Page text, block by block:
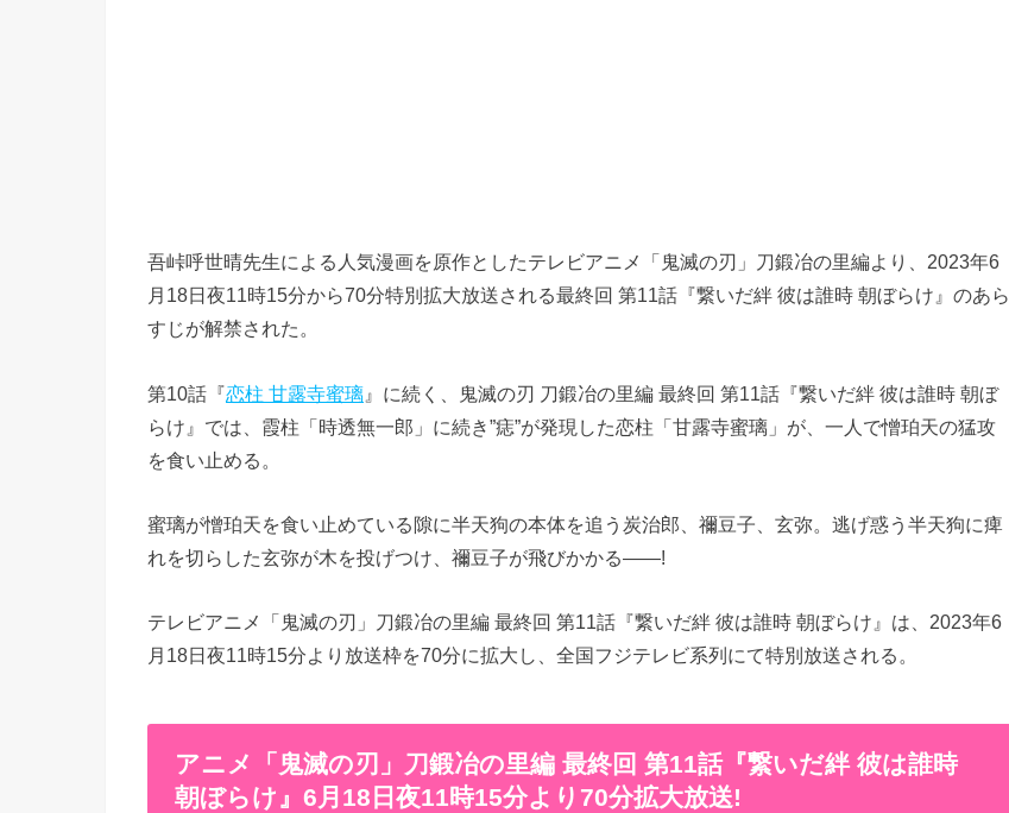
吾峠呼世晴先生による人気漫画を原作としたテレビアニメ「鬼滅の刃」刀鍛冶の里編より、2023年6
月18日夜11時15分から70分特別拡大放送される最終回 第11話『繋いだ絆 彼は誰時 朝ぼらけ』のあら
すじが解禁された。
第10話『恋柱 甘露寺蜜璃 』に続く、鬼滅の刃 刀鍛冶の里編 最終回 第11話『繋いだ絆 彼は誰時 朝ぼ
らけ』では、霞柱「時透無一郎」に続き”痣”が発現した恋柱「甘露寺蜜璃」が、一人で憎珀天の猛攻
を食い止める。
蜜璃が憎珀天を食い止めている隙に半天狗の本体を追う炭治郎、禰豆子、玄弥。逃げ惑う半天狗に痺
れを切らした玄弥が木を投げつけ、禰豆子が飛びかかる――!
テレビアニメ「鬼滅の刃」刀鍛冶の里編 最終回 第11話『繋いだ絆 彼は誰時 朝ぼらけ』は、2023年6
月18日夜11時15分より放送枠を70分に拡大し、全国フジテレビ系列にて特別放送される。
アニメ「鬼滅の刃」刀鍛冶の里編 最終回 第11話『繋いだ絆 彼は誰時
朝ぼらけ』6月18日夜11時15分より70分拡大放送!